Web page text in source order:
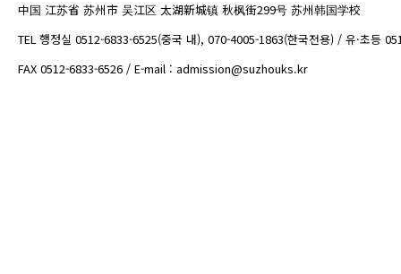
中国 江苏省 苏州市 吴江区 太湖新城镇 秋枫街299号 苏州韩国学校
TEL 행정실 0512-6833-6525(중국 내), 070-4005-1863(한국전용) / 유·초등
FAX 0512-6833-6526 / E-mail : admission@suzhouks.kr